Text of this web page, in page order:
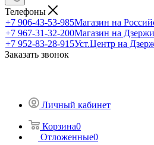
Телефоны
+7 906-43-53-985Магазин на
+7 967-31-32-200Магазин на
+7 952-83-28-915Уст.Центр на
Заказать звонок
Личный кабинет
Корзина0
Отложенные0